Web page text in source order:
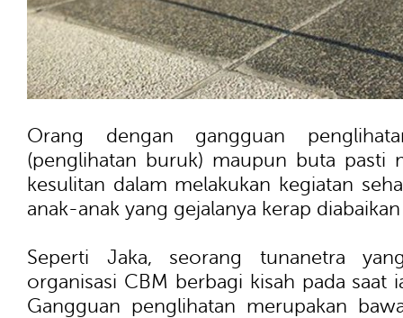
Orang dengan gangguan
(penglihatan buruk) maupun buta pasti
kesulitan dalam melakukan kegiatan
anak-anak yang gejalanya kerap
Seperti Jaka, seorang tunanetra
organisasi CBM berbagi kisah pada saat
Gangguan penglihatan merupakan